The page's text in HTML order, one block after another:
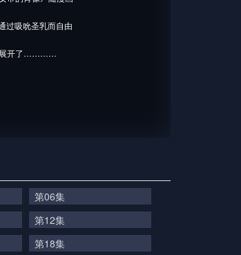
过吸吮圣乳而自由
展开了…………
第06集
第12集
第18集